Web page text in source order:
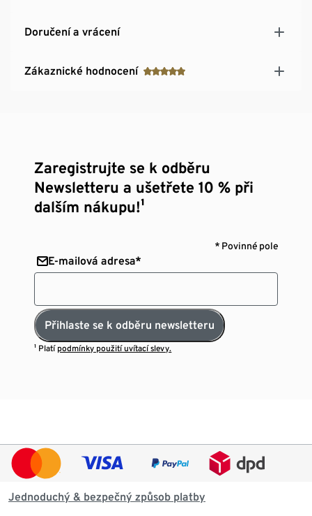
Doručení a vrácení
Zákaznické hodnocení
Zaregistrujte se k odběru
Newsletteru a ušetřete 10 % při
dalším nákupu!¹
* Povinné pole
E-mailová adresa*
Přihlaste se k odběru newsletteru
¹ Platí podmínky použití uvítací slevy.
Jednoduchý & bezpečný způsob platby